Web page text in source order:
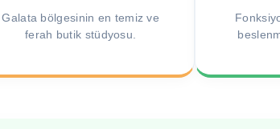
Galata bölgesinin en temiz ve
ferah butik stüdyosu.